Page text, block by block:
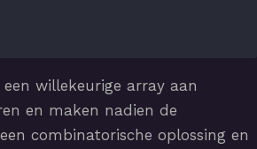
willekeurige array aan
en maken nadien de
combinatorische oplossing en